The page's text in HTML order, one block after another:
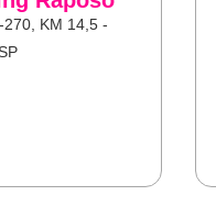
270, KM 14,5 -